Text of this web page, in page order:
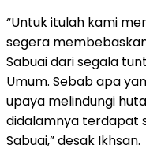
“Untuk itulah kami
segera
Sabuai dari segala
Umum. Sebab apa
upaya melindungi
didalamnya terdapat
Sabuai,” desak Ikhsan.